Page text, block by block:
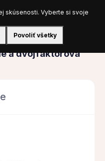
Prihlásiť sa
a dvojfaktorová
skúsenosti. Vyberte si svoje
Povoliť všetky